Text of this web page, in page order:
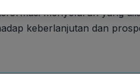
menyeluruh yang
keberlanjutan dan